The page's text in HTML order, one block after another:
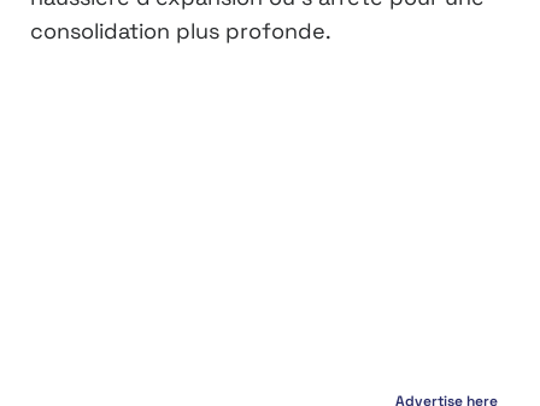
consolidation plus profonde.
Advertise here